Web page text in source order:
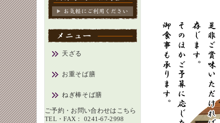
天ざる
お重そば膳
ねぎ棒そば膳
ご予約・お問い合わせはこちら
TEL・FAX： 0241-67-2998